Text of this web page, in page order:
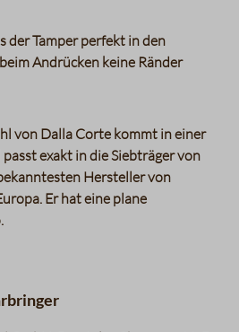
der Tamper perfekt in den
Andrücken keine Ränder
von Dalla Corte kommt in einer
exakt in die Siebträger von
Hersteller von
Er hat eine plane